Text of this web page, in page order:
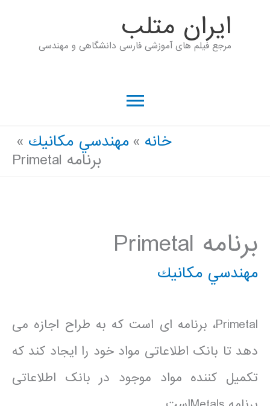
ايران متلب
مرجع فیلم های آموزشی فارسی دانشگاهی و مهندسی
فهرست
اصلیخانه
مهندسي مكانيك
برنامه Primetal
برنامه Primetal
مهندسي مكانيك
Primetal، برنامه ای است که به طراح اجازه می
دهد تا بانک اطلاعاتی مواد خود را ایجاد کند که
تکمیل کننده مواد موجود در بانک اطلاعاتی